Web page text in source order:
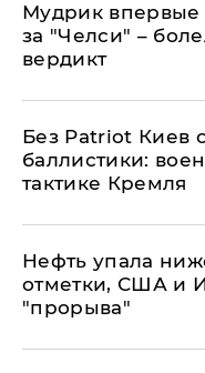
Мудрик впервые
за "Челси" –
вердикт
​Без Patriot Киев
баллистики:
тактике Кремля
Нефть упала
отметки, США и
"прорыва"